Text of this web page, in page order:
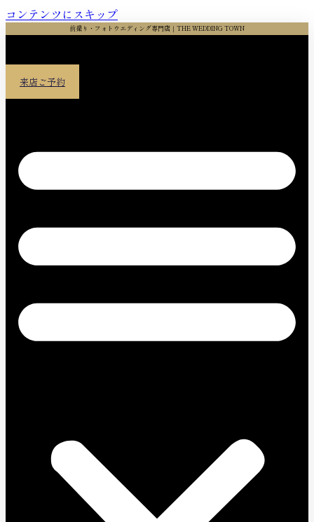
コンテンツにスキップ
前撮り・フォトウエディング専門店｜THE WEDDING TOWN
来店ご予約